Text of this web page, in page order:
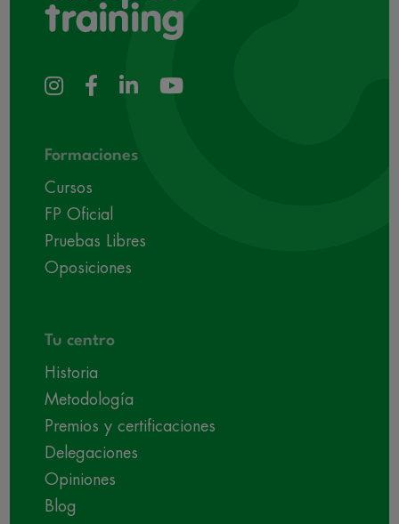
Formaciones
Cursos
FP Oficial
Pruebas Libres
Oposiciones
Tu centro
Historia
Metodología
Premios y certificaciones
Delegaciones
Opiniones
Blog